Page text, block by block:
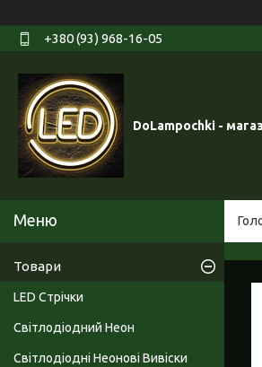
+380 (93) 968-16-05
DoLampochki -
Товари
LED Стрічки
Світлодіодний Неон
Світлодіодні Неонові Вивіски